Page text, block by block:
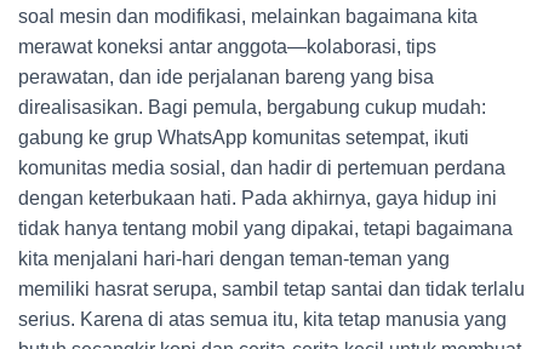
soal mesin dan modifikasi, melainkan bagaimana kita
merawat koneksi antar anggota—kolaborasi, tips
perawatan, dan ide perjalanan bareng yang bisa
direalisasikan. Bagi pemula, bergabung cukup mudah:
gabung ke grup WhatsApp komunitas setempat, ikuti
komunitas media sosial, dan hadir di pertemuan perdana
dengan keterbukaan hati. Pada akhirnya, gaya hidup ini
tidak hanya tentang mobil yang dipakai, tetapi bagaimana
kita menjalani hari-hari dengan teman-teman yang
memiliki hasrat serupa, sambil tetap santai dan tidak terlalu
serius. Karena di atas semua itu, kita tetap manusia yang